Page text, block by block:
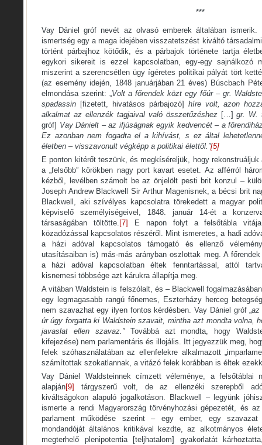
***
Vay Dániel gróf nevét az olvasó emberek általában
ismertség egy a maga idejében visszatetszést kiváltó
történt párbajhoz kötődik, és a párbajok története tartja
egykori sikereit is ezzel kapcsolatban, egy-egy sajnálkozó
miszerint a szerencsétlen ügy ígéretes politikai pályát tört
(az esemény idején, 1848 januárjában 21 éves) Búscbach
elmondása szerint: „Volt a főrendek közt egy főúr – gr.
spadassin [fizetett, hivatásos párbajozó] híre volt, azon
alkalmat az ellenzék tagjaival való összetűzéshez […] gr. W.
gróf] Vay Dánielt – az ifjúságnak egyik kedvencét – a
Ez azonban nem fogadta el a kihívást, s ez által
életben – visszavonult végképp a politikai élettől.”[5]
E ponton kitérőt teszünk, és megkíséreljük, hogy rekonstruáljuk
a „felsőbb” körökben nagy port kavart esetet. Az afférról
kézből, levélben számolt be az önjelölt pesti brit konzul –
Joseph Andrew Blackwell Sir Arthur Magenisnek, a bécsi brit
Blackwell, aki szívélyes kapcsolatra törekedett a magyar
képviselő személyiségeivel, 1848. január 14-ét a
társaságában töltötte. [7]
E napon folyt a felsőtábla vitája
közadózással kapcsolatos részéről. Mint ismeretes, a hadi
a házi adóval kapcsolatos támogató és ellenző
utasításaiban is) más-más arányban oszlottak meg. A
a házi adóval kapcsolatban éltek fenntartással, attól
kisnemesi többsége azt kárukra állapítja meg.
A vitában Waldstein is felszólalt, és – Blackwell
egy legmagasabb rangú főnemes, Eszterházy herceg
nem szavazhat egy ilyen fontos kérdésben. Vay Dániel gróf „az
úr úgy forgatta ki Waldstein szavait, mintha azt mondta volna,
javaslat ellen szavaz.”Továbbá azt mondta, hogy
kifejezése) nem parlamentáris és illojális. Itt jegyezzük meg,
felek szóhasználatában az ellenfelekre alkalmazott
számítottak szokatlannak, a vitázó felek korábban is éltek
Vay Dániel Waldsteinnek címzett véleménye, a felsőtáblai
alapján[9]
tárgyszerű volt, de az ellenzéki szerepből
kiváltságokon alapuló jogalkotáson. Blackwell – legyünk
ismerte a rendi Magyarország törvényhozási gépezetét, és
parlament működése szerint – egy ember, egy
mondandóját általános kritikával kezdte, az alkotmányos
megterhelő plenipotentia [teljhatalom] gyakorlatát